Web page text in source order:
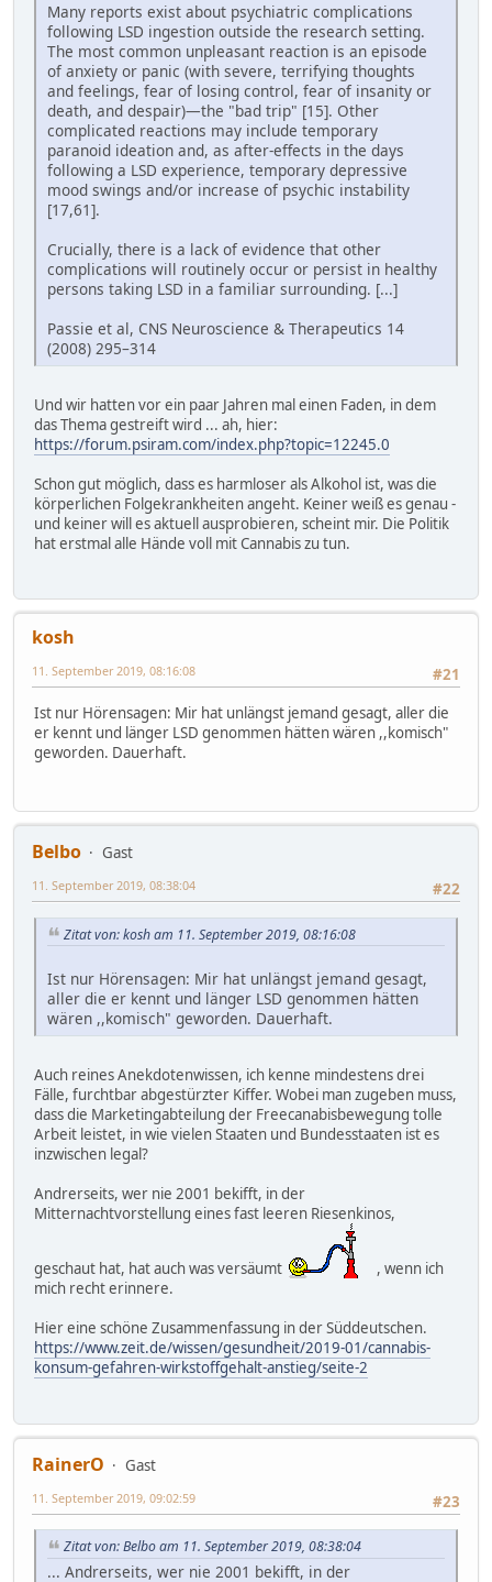
Many reports exist about psychiatric complications
following LSD ingestion outside the research setting.
The most common unpleasant reaction is an episode
of anxiety or panic (with severe, terrifying thoughts
and feelings, fear of losing control, fear of insanity or
death, and despair)—the "bad trip" [15]. Other
complicated reactions may include temporary
paranoid ideation and, as after-effects in the days
following a LSD experience, temporary depressive
mood swings and/or increase of psychic instability
[17,61].
Crucially, there is a lack of evidence that other
complications will routinely occur or persist in healthy
persons taking LSD in a familiar surrounding. [...]
Passie et al, CNS Neuroscience & Therapeutics 14
(2008) 295–314
Und wir hatten vor ein paar Jahren mal einen Faden, in dem
das Thema gestreift wird ... ah, hier:
https://forum.psiram.com/index.php?topic=12245.0
Schon gut möglich, dass es harmloser als Alkohol ist, was die
körperlichen Folgekrankheiten angeht. Keiner weiß es genau -
und keiner will es aktuell ausprobieren, scheint mir. Die Politik
hat erstmal alle Hände voll mit Cannabis zu tun.
kosh
#21
11. September 2019, 08:16:08
Ist nur Hörensagen: Mir hat unlängst jemand gesagt, aller die
er kennt und länger LSD genommen hätten wären ,,komisch"
geworden. Dauerhaft.
Belbo
Gast
#22
11. September 2019, 08:38:04
Zitat von: kosh am 11. September 2019, 08:16:08
Ist nur Hörensagen: Mir hat unlängst jemand gesagt,
aller die er kennt und länger LSD genommen hätten
wären ,,komisch" geworden. Dauerhaft.
Auch reines Anekdotenwissen, ich kenne mindestens drei
Fälle, furchtbar abgestürzter Kiffer. Wobei man zugeben muss,
dass die Marketingabteilung der Freecanabisbewegung tolle
Arbeit leistet, in wie vielen Staaten und Bundesstaaten ist es
inzwischen legal?
Andrerseits, wer nie 2001 bekifft, in der
Mitternachtvorstellung eines fast leeren Riesenkinos,
geschaut hat, hat auch was versäumt
, wenn ich
mich recht erinnere.
Hier eine schöne Zusammenfassung in der Süddeutschen.
https://www.zeit.de/wissen/gesundheit/2019-01/cannabis-
konsum-gefahren-wirkstoffgehalt-anstieg/seite-2
RainerO
Gast
#23
11. September 2019, 09:02:59
Zitat von: Belbo am 11. September 2019, 08:38:04
... Andrerseits, wer nie 2001 bekifft, in der